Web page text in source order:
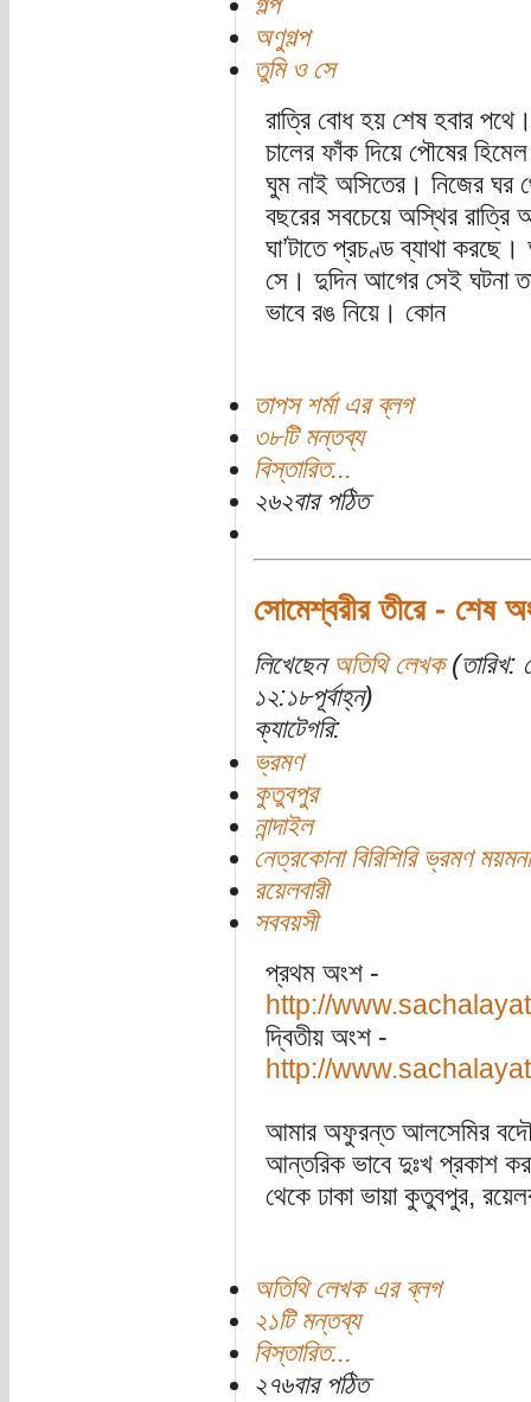
অণুগল্প
তুমি ও সে
রাত্রি বোধ হয় শেষ হবার
চালের ফাঁক দিয়ে পৌষের
ঘুম নাই অসিতের। নিজের ঘর
বছরের সবচেয়ে অস্থির
ঘা’টাতে প্রচণ্ড ব্যাথা
সে। দুদিন আগের সেই ঘটনা
ভাবে রঙ নিয়ে। কোন
তাপস শর্মা এর ব্লগ
৩৮টি মন্তব্য
বিস্তারিত...
২৬২বার পঠিত
সোমেশ্বরীর তীরে - শেষ
লিখেছেন অতিথি লেখক(তারিখ:
১২:১৮পূর্বাহ্ন)
ক্যাটেগরি:
ভ্রমণ
কুতুবপুর
নান্দাইল
নেত্রকোনা বিরিশিরি ভ্রমণ
রয়েলবারী
সববয়সী
প্রথম অংশ -
http://
দ্বিতীয় অংশ -
http://
আমার অফুরন্ত আলসেমির
আন্তরিক ভাবে দুঃখ প্রকাশ
থেকে ঢাকা ভায়া কুতুবপুর,
অতিথি লেখক এর ব্লগ
২১টি মন্তব্য
বিস্তারিত...
২৭৬বার পঠিত